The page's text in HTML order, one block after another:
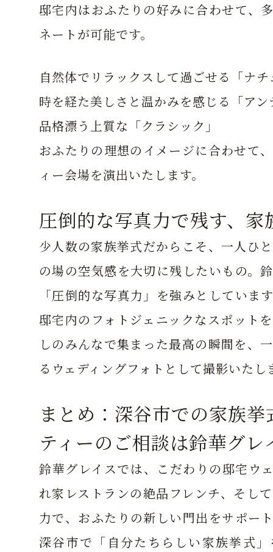
邸宅内はおふたりの好みに合わせて、
ネートが可能です。
自然体でリラックスして過ごせる「ナチ
時を経た美しさと温かみを感じる「アン
品格漂う上質な「クラシック」
おふたりの理想のイメージに合わせて
ィー会場を演出いたします。
圧倒的な写真力で残す、家
少人数の家族挙式だからこそ、一人ひ
の場の空気感を大切に残したいもの。
「圧倒的な写真力」を強みとしていま
邸宅内のフォトジェニックなスポット
しのみんなで集まった最高の瞬間を、
るウェディングフォトとして撮影いたし
まとめ：深谷市での家族
ティーのご相談は鈴華グレ
鈴華グレイスでは、こだわりの邸宅ウ
れ家レストランの絶品フレンチ、そし
力で、おふたりの新しい門出をサポー
深谷市で「自分たちらしい家族挙式